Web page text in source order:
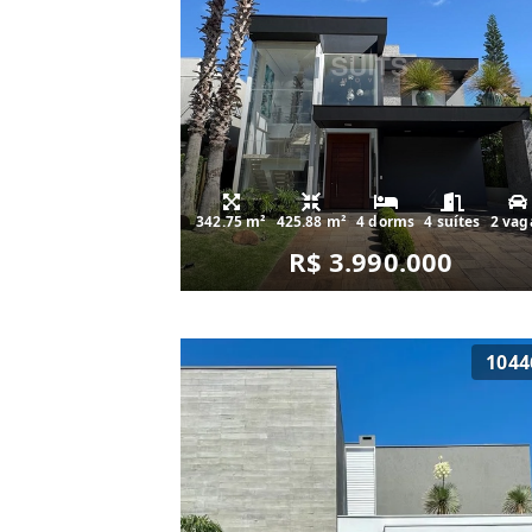
342.75 m² 425.88 m² 4 dorms 4 suítes 2
R$ 3.990.000